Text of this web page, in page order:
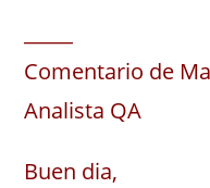
Comentario de
Analista QA
Buen dia,